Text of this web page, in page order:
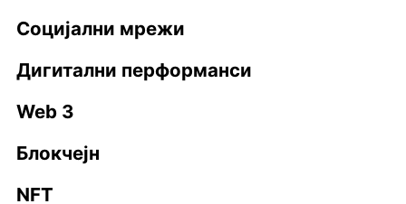
Социјални мрежи
Дигитални перформанси
Web 3
Блокчејн
NFT